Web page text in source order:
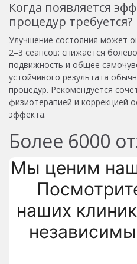
Когда появляется
процедур требуется?
Улучшение состояния может
2–3 сеансов: снижается
подвижность и общее
устойчивого результата
процедур. Рекомендуется
физиотерапией и коррекцией
эффекта.
Более 6000
Мы ценим
наших